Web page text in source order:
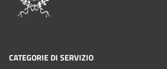
CATEGORIE DI SERVIZIO